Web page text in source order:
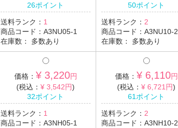
26ポイント
送料ランク： 1
商品コード： A3NU05-1
在庫数： 多数あり
50ポイント
送料ランク： 2
商品コード： A3NU10-2
在庫数： 多数あり
価格： ¥ 3,220円
(税込： ¥ 3,542円)
32ポイント
送料ランク： 1
商品コード： A3NH05-1
価格： ¥ 6,110円
(税込： ¥ 6,721円)
61ポイント
送料ランク： 2
商品コード： A3NH10-2